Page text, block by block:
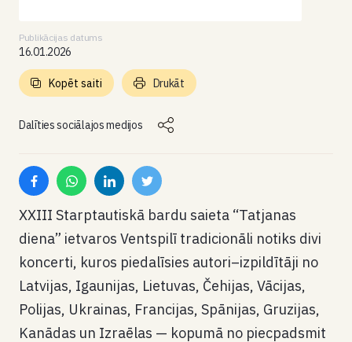
Publikācijas datums
16.01.2026
Dalīties sociālajos medijos
Kopēt saiti Drukāt
XXIII Starptautiskā bardu saieta “Tatjanas
diena” ietvaros Ventspilī tradicionāli notiks divi
koncerti, kuros piedalīsies autori–izpildītāji no
Latvijas, Igaunijas, Lietuvas, Čehijas, Vācijas,
Polijas, Ukrainas, Francijas, Spānijas, Gruzijas,
Kanādas un Izraēlas — kopumā no piecpadsmit